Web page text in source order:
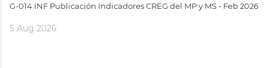
G-014 INF Publicación Indicadores CREG del MP y MS - Feb 2026
5 Aug 2026